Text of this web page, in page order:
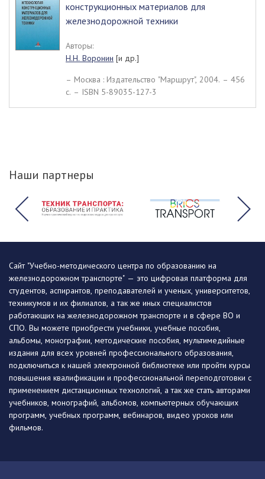
конструкционных материалов для
железнодорожной техники
Авторы:
Н.Н. Воронин [и др.]
– Москва : Издательство "Маршрут", 2004. – 456
c. – ISBN 5-89035-127-3
Наши партнеры
Сайт "Учебно-методического центра по образованию на
железнодорожном транспорте" — это цифровая платформа для
студентов, аспирантов, преподавателей и ученых, университетов,
техникумов и их филиалов, а так же иных специалистов
работающих на железнодорожном транспорте и в сфере ВО и
СПО. Вы можете приобрести учебники, учебные пособия,
альбомы, монографии, методические пособия, мультимедийные
издания для всех уровней профессионального образования,
подключиться к нашей электронной библиотеке или пройти курсы
повышения квалификации и профессиональной переподготовки с
применением дистанционных технологий, а так же стать авторами
учебников, монографий, альбомов, компьютерных обучающих
программ, учебных программ, вебинаров, видео уроков или
фильмов.